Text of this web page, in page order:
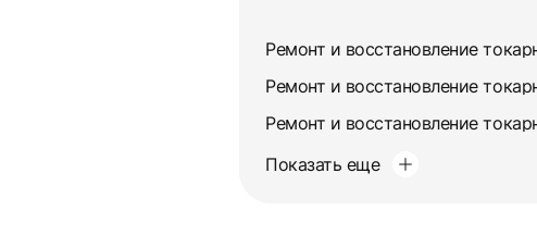
Показать еще